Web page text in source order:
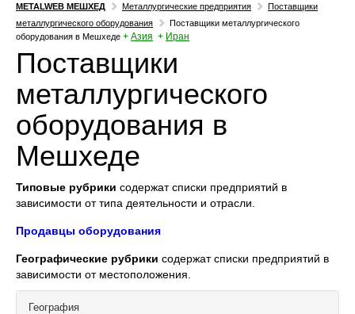
METALWEB МЕШХЕД Металлургические предприятия
Поставщики
металлургического оборудования
Поставщики металлургического
оборудования в Мешхеде + Азия + Иран
Поставщики
металлургического
оборудования в
Мешхеде
Типовые рубрики содержат списки предприятий в
зависимости от типа деятельности и отрасли.
Продавцы оборудования
Географические рубрики содержат списки предприятий в
зависимости от местоположения.
География